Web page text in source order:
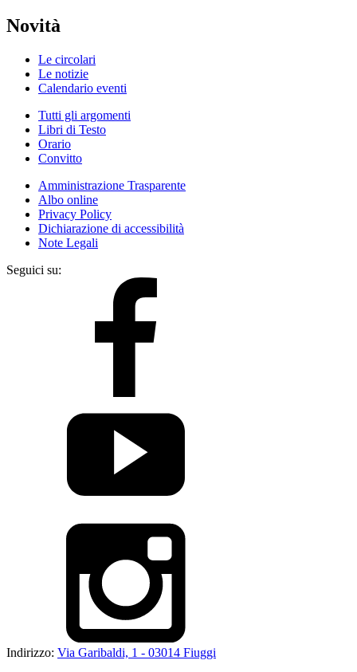
Novità
Le circolari
Le notizie
Calendario eventi
Tutti gli argomenti
Libri di Testo
Orario
Convitto
Amministrazione Trasparente
Albo online
Privacy Policy
Dichiarazione di accessibilità
Note Legali
Seguici su:
Indirizzo: Via Garibaldi, 1 - 03014 Fiuggi